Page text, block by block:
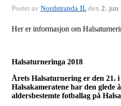
Postet av Nordstranda ILden 2. jun
Her er informasjon om
Halsaturneringa 2018
Årets Halsaturnering er den 21.
Halsakameratene har den
aldersbestemte fotballag på